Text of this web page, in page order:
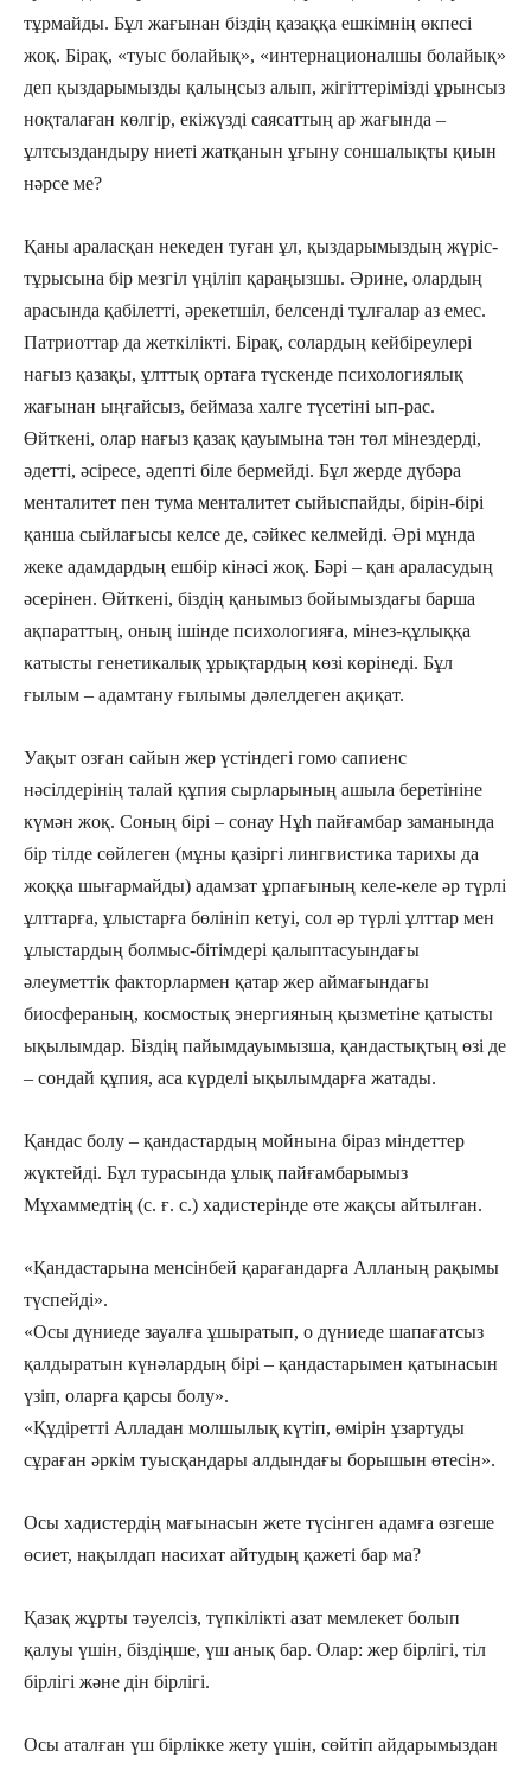
тұрмайды. Бұл жағынан біздің қазаққа ешкімнің өкпесі
жоқ. Бірақ, «туыс болайық», «интернационалшы болайық»
деп қыздарымызды қалыңсыз алып, жігіттерімізді ұрынсыз
ноқталаған көлгір, екіжүзді саясаттың ар жағында –
ұлтсыздандыру ниеті жатқанын ұғыну соншалықты қиын
нәрсе ме?
Қаны араласқан некеден туған ұл, қыздарымыздың жүріс-
тұрысына бір мезгіл үңіліп қараңызшы. Әрине, олардың
арасында қабілетті, әрекетшіл, белсенді тұлғалар аз емес.
Патриоттар да жеткілікті. Бірақ, солардың кейбіреулері
нағыз қазақы, ұлттық ортаға түскенде психологиялық
жағынан ыңғайсыз, беймаза халге түсетіні ып-рас.
Өйткені, олар нағыз қазақ қауымына тән төл мінездерді,
әдетті, әсіресе, әдепті біле бермейді. Бұл жерде дүбәра
менталитет пен тума менталитет сыйыспайды, бірін-бірі
қанша сыйлағысы келсе де, сәйкес келмейді. Әрі мұнда
жеке адамдардың ешбір кінәсі жоқ. Бәрі – қан араласудың
әсерінен. Өйткені, біздің қанымыз бойымыздағы барша
ақпараттың, оның ішінде психологияға, мінез-құлыққа
катысты генетикалық ұрық­тардың көзі көрінеді. Бұл
ғылым – адамтану ғылымы дәлелдеген ақиқат.
Уақыт озған сайын жер үстіндегі гомо сапиенс
нәсілдерінің талай құпия сырла­рының ашыла беретініне
күмән жоқ. Соның бірі – сонау Нұһ пайғамбар заманында
бір тілде сөйлеген (мұны қазіргі лингвистика тарихы да
жоққа шығармайды) адамзат ұрпағының келе-келе әр түрлі
ұлттарға, ұлыстарға бөлініп кетуі, сол әр түрлі ұлттар мен
ұлыстардың болмыс-бітімдері қалыптасуындағы
әлеуметтік факторлармен қатар жер аймағындағы
биосфераның, космостық энергияның қызметіне қатысты
ықылымдар. Біздің пайымдауымызша, қандастықтың өзі де
– сондай құпия, аса күр­делі ықылымдарға жатады.
Қандас болу – қандастардың мойнына біраз міндеттер
жүктейді. Бұл турасында ұлық пайғамбарымыз
Мұхаммедтің (с. ғ. с.) хадистерінде өте жақсы айтылған.
«Қандастарына менсінбей қараған­дарға Алланың рақымы
түспейді».
«Осы дүниеде зауалға ұшыратып, о дүниеде шапағатсыз
қалдыратын күнә­лардың бірі – қандастарымен қаты­насын
үзіп, оларға қарсы болу».
«Құдіретті Алладан молшылық күтіп, өмірін ұзартуды
сұраған әркім туыс­қандары алдындағы борышын өтесін».
Осы хадистердің мағынасын жете түсінген адамға өзгеше
өсиет, нақылдап насихат айтудың қажеті бар ма?
Қазақ жұрты тәуелсіз, түпкілікті азат мемлекет болып
қалуы үшін, біздіңше, үш анық бар. Олар: жер бірлігі, тіл
бірлігі және дін бірлігі.
Осы аталған үш бірлікке жету үшін, сөйтіп айдарымыздан